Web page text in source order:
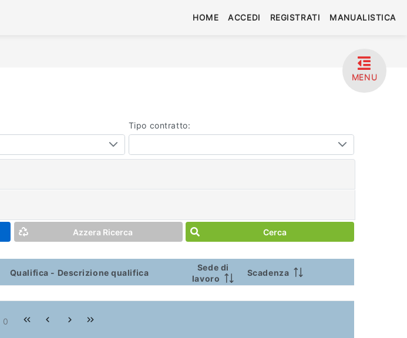
MENU
HOME ACCEDI REGISTRATI MANUALISTICA
Tipo contratto:
Azzera Ricerca Cerca
Qualifica - Descrizione qualifica
Sede di
lavoro
Scadenza
0